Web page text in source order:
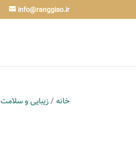
info@ranggiso.ir
خانه /زیبایی و سلامت